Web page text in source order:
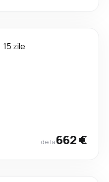
15 zile
de la662 €